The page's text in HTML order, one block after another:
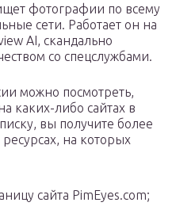
фотографии по всему
сети. Работает он на
AI, скандально
со спецслужбами.
можно посмотреть,
каких-либо сайтах в
вы получите более
на которых
сайта PimEyes.com;